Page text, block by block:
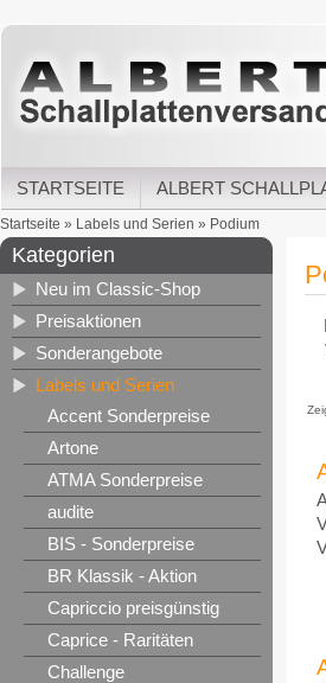
STARTSEITE ALBERT
Startseite » Labels und Serien » Podium
Kategorien
Neu im Classic-Shop
Preisaktionen
Sonderangebote
Labels und Serien
Accent Sonderpreise
Artone
ATMA Sonderpreise
audite
BIS - Sonderpreise
BR Klassik - Aktion
Capriccio preisgünstig
Caprice - Raritäten
Challenge